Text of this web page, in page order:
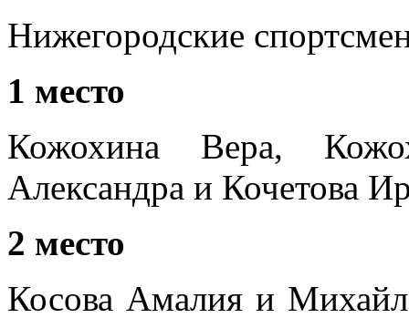
Нижегородские
1 место
Кожохина Вера,
Александра и Кочетова
2 место
Косова Амалия и